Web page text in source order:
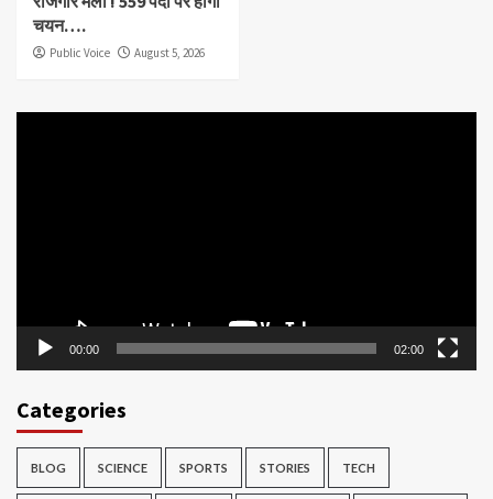
चयन….
Public Voice August 5, 2026
00:00 02:00
Categories
BLOG SCIENCE SPORTS STORIES TECH